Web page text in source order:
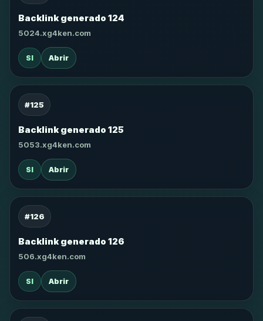
Backlink generado 124
5024.xg4ken.com
SI Abrir
#125
Backlink generado 125
5053.xg4ken.com
SI Abrir
#126
Backlink generado 126
506.xg4ken.com
SI Abrir